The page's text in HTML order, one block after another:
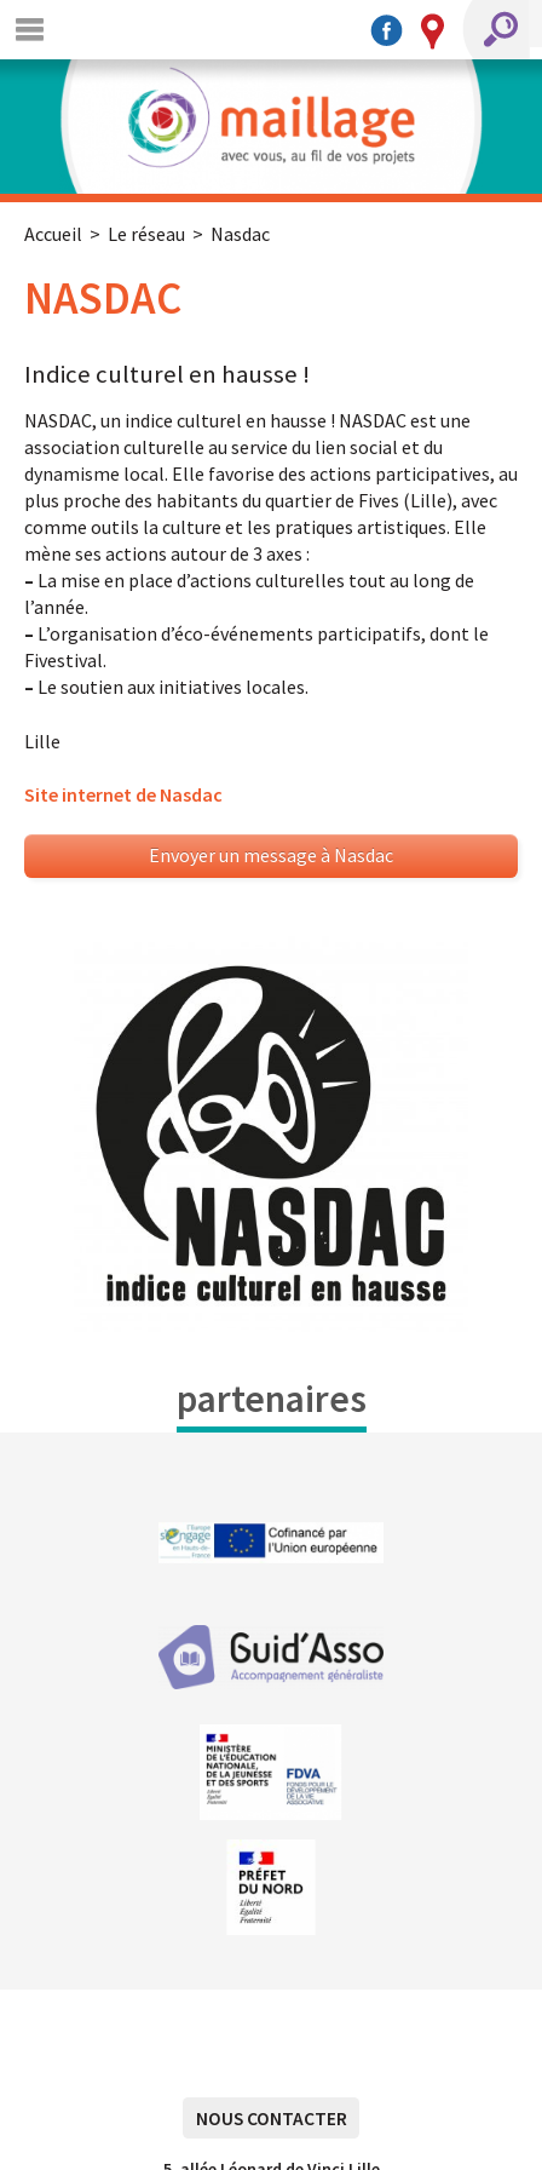
Accueil > Le réseau > Nasdac
NASDAC
Indice culturel en hausse !
NASDAC, un indice culturel en hausse ! NASDAC est une
association culturelle au service du lien social et du
dynamisme local. Elle favorise des actions participatives, au
plus proche des habitants du quartier de Fives (Lille), avec
comme outils la culture et les pratiques artistiques. Elle
mène ses actions autour de 3 axes :
– La mise en place d’actions culturelles tout au long de
l’année.
– L’organisation d’éco-événements participatifs, dont le
Fivestival.
– Le soutien aux initiatives locales.
Lille
Site internet de Nasdac
Envoyer un message à Nasdac
partenaires